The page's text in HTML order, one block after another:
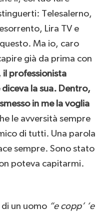
Telesalerno,
Lira TV e
Ma io, caro
già da prima con
il professionista
la sua. Dentro,
in me la voglia
le avversità sempre
di tutti. Una parola
sempre. Sono stato
poteva capitarmi.
un uomo “e copp’ ‘e